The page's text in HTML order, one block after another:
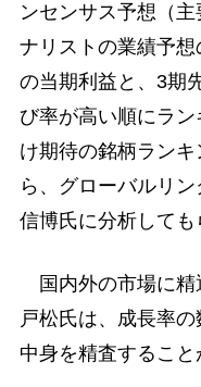
ンセンサス予想（
ナリストの業績予
の当期利益と、3期
び率が高い順にラ
け期待の銘柄ラン
ら、グローバルリ
信博氏に分析しても
国内外の市場に精
戸松氏は、成長率
中身を精査すること